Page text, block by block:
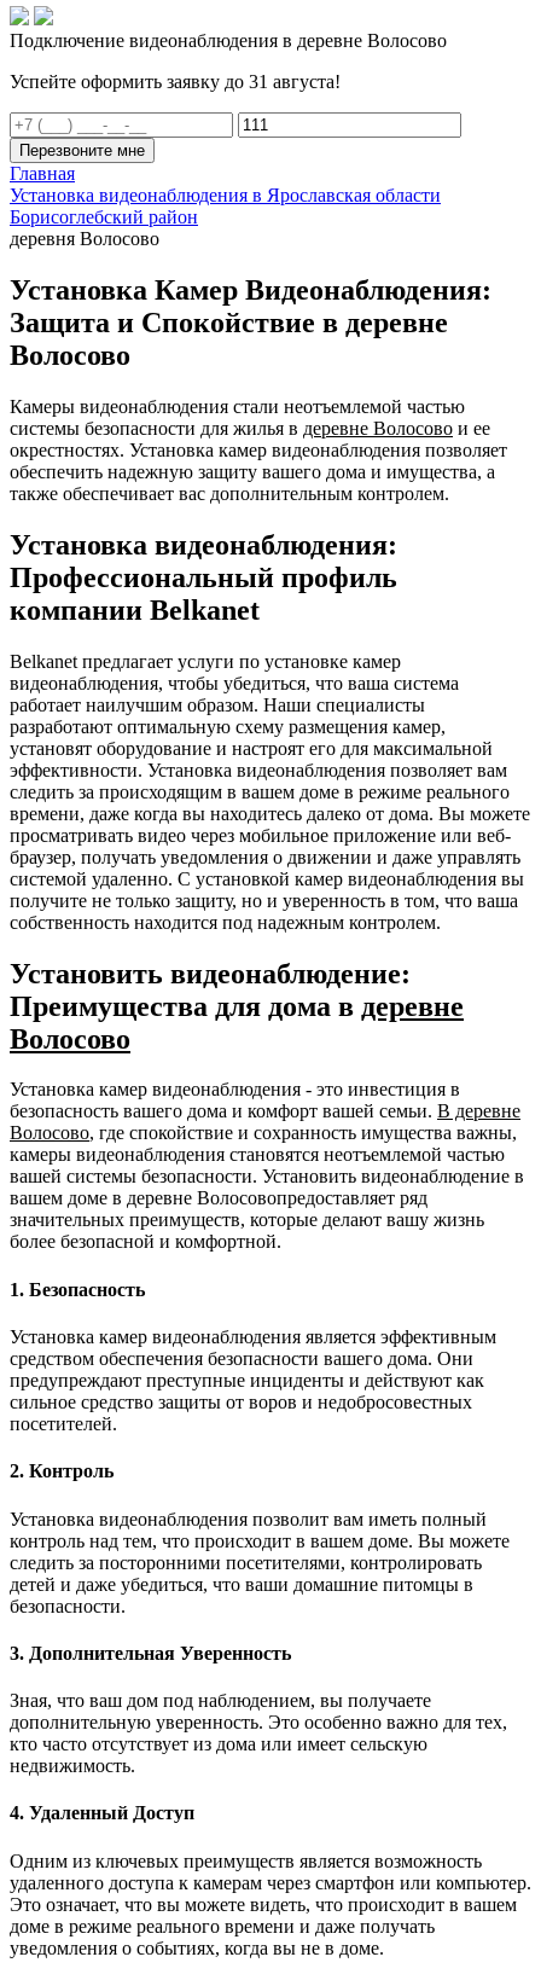
Подключение видеонаблюдения в деревне Волосово
Успейте оформить заявку до 31 августа!
Перезвоните мне
Главная
Установка видеонаблюдения в Ярославская области
Борисоглебский район
деревня Волосово
Установка Камер Видеонаблюдения:
Защита и Спокойствие в деревне
Волосово
Камеры видеонаблюдения стали неотъемлемой частью
системы безопасности для жилья в деревне Волосово и ее
окрестностях. Установка камер видеонаблюдения позволяет
обеспечить надежную защиту вашего дома и имущества, а
также обеспечивает вас дополнительным контролем.
Установка видеонаблюдения:
Профессиональный профиль
компании Belkanet
Belkanet предлагает услуги по установке камер
видеонаблюдения, чтобы убедиться, что ваша система
работает наилучшим образом. Наши специалисты
разработают оптимальную схему размещения камер,
установят оборудование и настроят его для максимальной
эффективности. Установка видеонаблюдения позволяет вам
следить за происходящим в вашем доме в режиме реального
времени, даже когда вы находитесь далеко от дома. Вы можете
просматривать видео через мобильное приложение или веб-
браузер, получать уведомления о движении и даже управлять
системой удаленно. С установкой камер видеонаблюдения вы
получите не только защиту, но и уверенность в том, что ваша
собственность находится под надежным контролем.
Установить видеонаблюдение:
Преимущества для дома в деревне
Волосово
Установка камер видеонаблюдения - это инвестиция в
безопасность вашего дома и комфорт вашей семьи. В деревне
Волосово, где спокойствие и сохранность имущества важны,
камеры видеонаблюдения становятся неотъемлемой частью
вашей системы безопасности. Установить видеонаблюдение в
вашем доме в деревне Волосовопредоставляет ряд
значительных преимуществ, которые делают вашу жизнь
более безопасной и комфортной.
1. Безопасность
Установка камер видеонаблюдения является эффективным
средством обеспечения безопасности вашего дома. Они
предупреждают преступные инциденты и действуют как
сильное средство защиты от воров и недобросовестных
посетителей.
2. Контроль
Установка видеонаблюдения позволит вам иметь полный
контроль над тем, что происходит в вашем доме. Вы можете
следить за посторонними посетителями, контролировать
детей и даже убедиться, что ваши домашние питомцы в
безопасности.
3. Дополнительная Уверенность
Зная, что ваш дом под наблюдением, вы получаете
дополнительную уверенность. Это особенно важно для тех,
кто часто отсутствует из дома или имеет сельскую
недвижимость.
4. Удаленный Доступ
Одним из ключевых преимуществ является возможность
удаленного доступа к камерам через смартфон или компьютер.
Это означает, что вы можете видеть, что происходит в вашем
доме в режиме реального времени и даже получать
уведомления о событиях, когда вы не в доме.